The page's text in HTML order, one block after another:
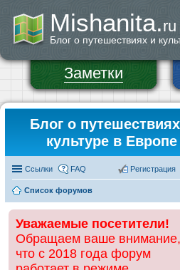
Mishanita.ru
Блог о путешествиях и
Заметки
Блог о
культуре в Европе
Ссылки FAQ Регистрация
Список форумов
Уважаемые посетители!
Обращаем ваше внимание,
что с 2018 года форум